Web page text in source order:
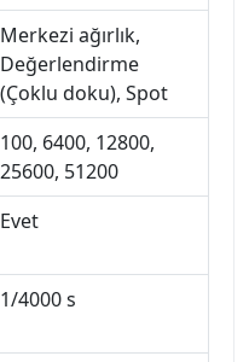
Merkezi ağırlık,
Değerlendirme
(Çoklu doku), Spot
100, 6400, 12800,
25600, 51200
Evet
1/4000 s